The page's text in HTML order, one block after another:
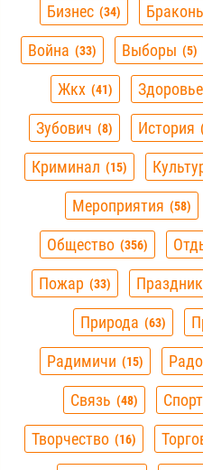
Бизнес 34
Война 33 Выборы 5
Жкх 41 Здоровье
Зубович 8 История
Криминал 15
Мероприятия 58
Общество 356
Пожар 33 Праздник
Природа 63
Радимичи 15
Связь 48 Спорт
Творчество 16